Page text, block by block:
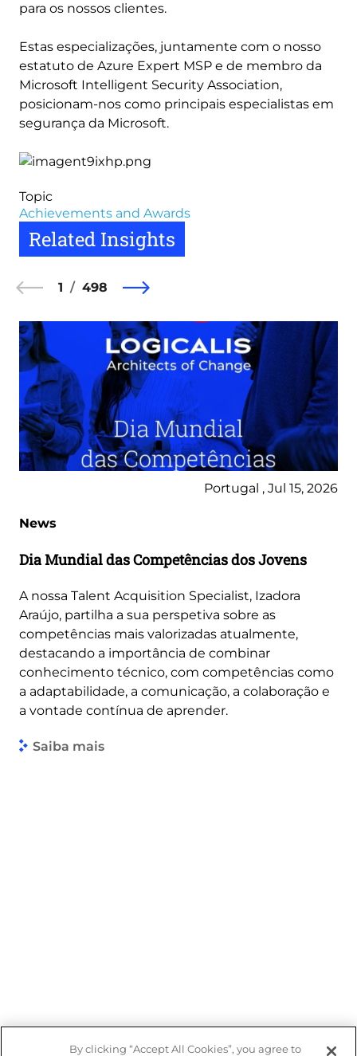
para os nossos clientes.
Estas especializações, juntamente com o nosso
estatuto de Azure Expert MSP e de membro da
Microsoft Intelligent Security Association,
posicionam-nos como principais especialistas em
segurança da Microsoft.
Topic
Achievements and Awards
Related Insights
1 498
Portugal , Jul 15, 2026
News
Dia Mundial das Competências dos Jovens
A nossa Talent Acquisition Specialist, Izadora
Araújo, partilha a sua perspetiva sobre as
competências mais valorizadas atualmente,
destacando a importância de combinar
conhecimento técnico, com competências como
a adaptabilidade, a comunicação, a colaboração e
a vontade contínua de aprender.
Saiba mais
By clicking “Accept All Cookies”, you agree to